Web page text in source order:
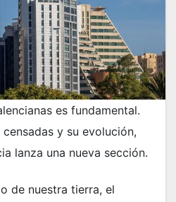
es fundamental.
y su evolución,
lanza una nueva sección.
de nuestra tierra, el